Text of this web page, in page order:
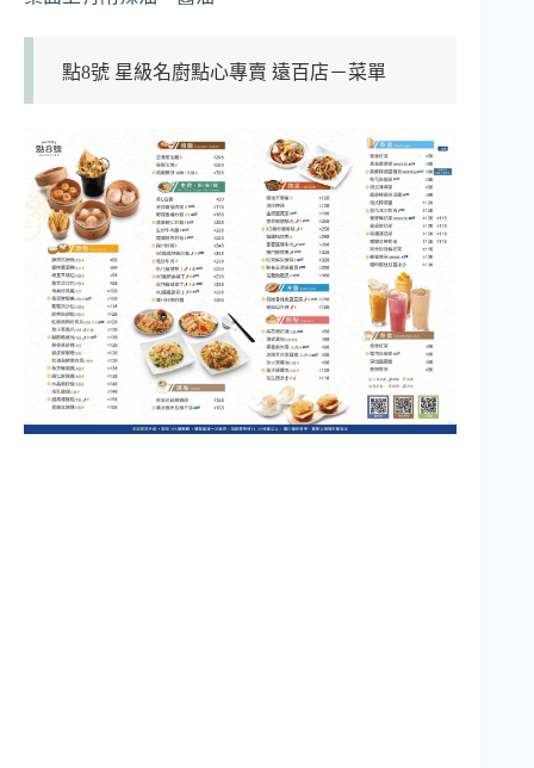
點8號 星級名廚點心專賣 遠百店－菜單